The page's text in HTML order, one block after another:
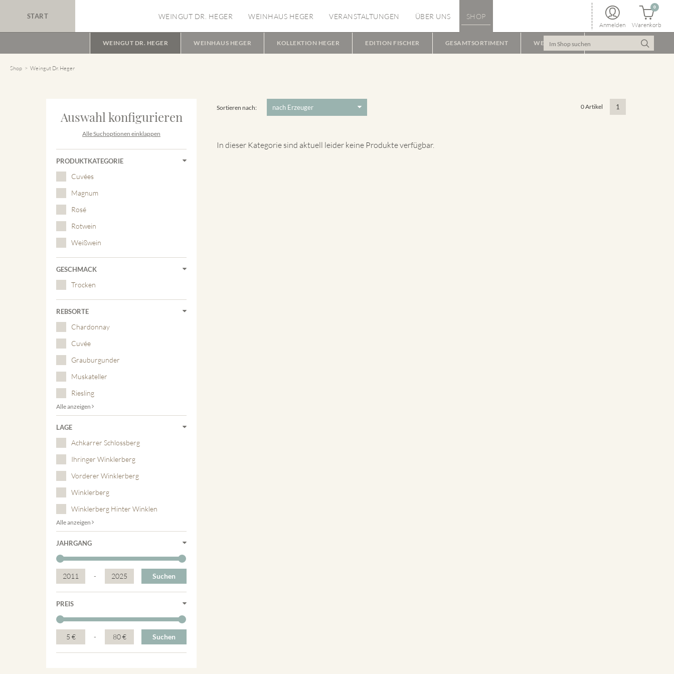
START WEINGUT DR. HEGER WEINHAUS HEGER VERANSTALTUNGEN ÜBER UNS SHOP
Anmelden Warenkorb
0
WEINGUT DR. HEGER WEINHAUS HEGER KOLLEKTION HEGER EDITION FISCHER GESAMTSORTIMENT WEINPAKET
Shop Weingut Dr. Heger
Auswahl konfigurieren
Alle Suchoptionen einklappen
PRODUKTKATEGORIE
Cuvées
Magnum
Rosé
Rotwein
Weißwein
GESCHMACK
Trocken
REBSORTE
Chardonnay
Cuvée
Grauburgunder
Muskateller
Riesling
Alle anzeigen
LAGE
Achkarrer Schlossberg
Ihringer Winklerberg
Vorderer Winklerberg
Winklerberg
Winklerberg Hinter Winklen
Alle anzeigen
JAHRGANG
2011 - 2025 Suchen
PREIS
5 € - 80 € Suchen
Sortieren nach: 0 Artikel 1
In dieser Kategorie sind aktuell leider keine Produkte verfügbar.